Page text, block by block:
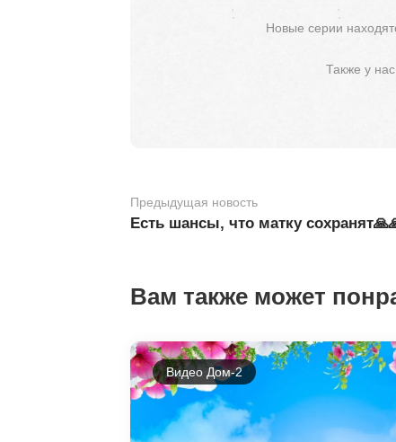
Новые серии
Также у
Предыдущая новость
Есть шансы, что матку
Вам также может
Видео Дом-2